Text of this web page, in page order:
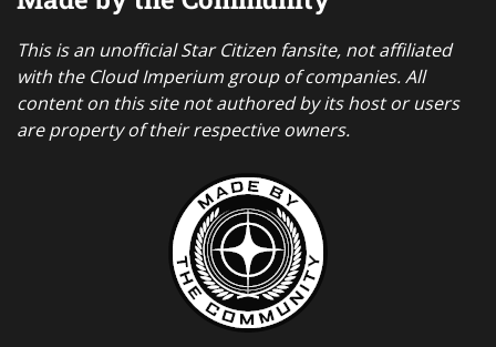
This is an unofficial Star Citizen fansite, not affiliated
with the Cloud Imperium group of companies. All
content on this site not authored by its host or users
are property of their respective owners.